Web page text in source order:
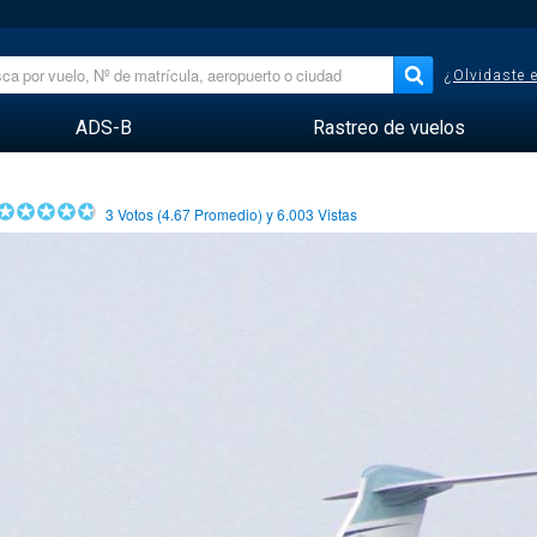
¿Olvidaste
ADS-B Rastreo de vuelos
3 Votos (4.67 Promedio) y6.003 Vistas